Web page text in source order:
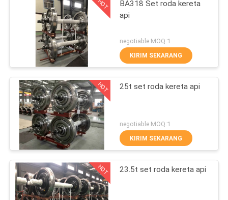
PABRIK
KONTROL
KUALITAS
HUBUNGI
KAMI
BERITA
SEMUA
KASUS
Poros Kereta Api
Bogie Kereta Api
HOT
BA318 Set roda kereta
api
negotiable MOQ:1
KIRIM SEKARANG
HOT 25t set roda kereta api
negotiable MOQ:1
KIRIM SEKARANG
HOT 23.5t set roda kereta api